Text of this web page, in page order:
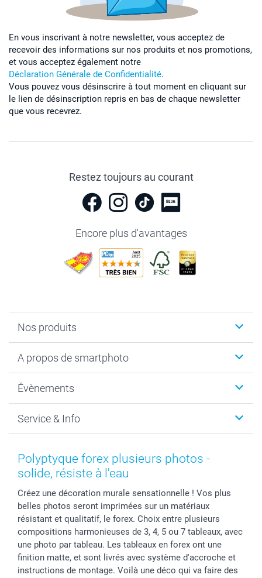
En vous inscrivant à notre newsletter, vous acceptez de
recevoir des informations sur nos produits et nos promotions,
et vous acceptez également notre
Déclaration Générale de Confidentialité.
Vous pouvez vous désinscrire à tout moment en cliquant sur
le lien de désinscription repris en bas de chaque newsletter
que vous recevrez.
Restez toujours au courant
Encore plus d'avantages
Nos produits
Cadeaux photo
MyNameBook
Développement photo & Tirage photo
Cadres photo & accessoires déco
Calendrier photos & Agendas photo
Chèque Cadeau
A propos de smartphoto
Durabilité
Gestion des cookies
Mentions Légales
Presse
Investor Relations
B2B smartbusiness
Droit de rétractation
Évènements
Nouvel An
Fête des Mères
Fête des Pères
Mariage
Fête d'anniversaire
Collection naissance
Tous les évènements
Service & Info
Tarifs et frais de livraison
Livraison
Modes de Paiement
Identifiez-vous
Plan du site
Statut de ma commande
smarfriends
smartgarantie
Polyptyque forex plusieurs photos -
solide, résiste à l'eau
Créez une décoration murale sensationnelle ! Vos plus
belles photos seront imprimées sur un matériaux
résistant et qualitatif, le forex. Choix entre plusieurs
compositions harmonieuses de 3, 4, 5 ou 7 tableaux, avec
une photo par tableau. Les tableaux en forex ont une
finition matte, et sont livrés avec système d'accroche et
instructions de montage. Voilà une déco qui va faire des